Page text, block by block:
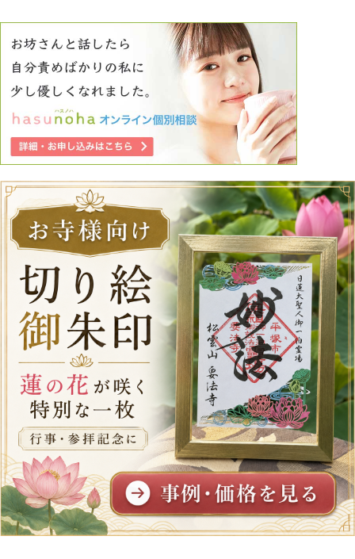
える筋合いもないですが、今でもまだ好きなのです。 一人
でいない時ずっと考えてしまい、人といないと辛い状況が続
いています。 相手の方はもっと傷ついたはずです。裏切っ
たことを含め非道極まりないことをしてしまったと思いま
す。 自分で決断したことなのに辛くてたまりません。 この
苦しさは時間が緩やかに消してくれるのでしょうか。 今の
私にはとてもそんな風には思えないのです。 拙い文章です
みません。 なにかお言葉をいただけたらと思い、投稿させ
ていただきます。